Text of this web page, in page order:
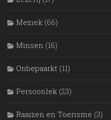
Meziek (66)
Mìnsen (16)
Onbepaarkt (11)
Persoonlek (23)
Raaizen en Toerisme (3)